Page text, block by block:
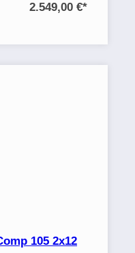
2.549,00 €*
105 2x12